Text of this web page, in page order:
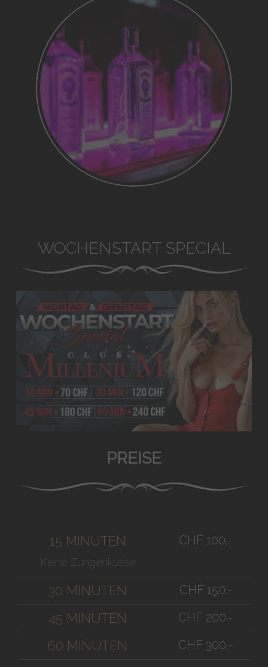
WOCHENSTART SPECIAL
PREISE
15 MINUTEN
Keine Zungenküsse
CHF 100.-
30 MINUTEN CHF 150.-
45 MINUTEN CHF 200.-
60 MINUTEN CHF 300.-